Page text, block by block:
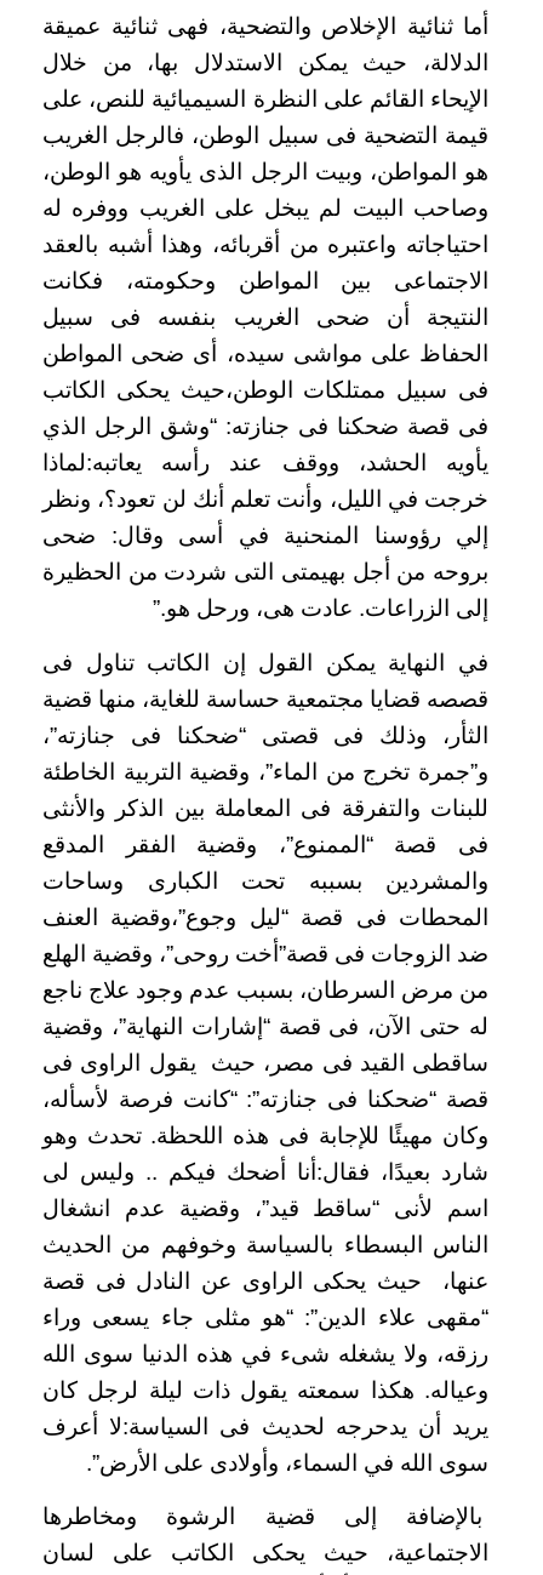
أما ثنائية الإخلاص والتضحية، فهى ثنائية عميقة
الدلالة، حيث يمكن الاستدلال بها، من خلال
الإيحاء القائم على النظرة السيميائية للنص، على
قيمة التضحية فى سبيل الوطن، فالرجل الغريب
هو المواطن، وبيت الرجل الذى يأويه هو الوطن،
وصاحب البيت لم يبخل على الغريب ووفره له
احتياجاته واعتبره من أقربائه، وهذا أشبه بالعقد
الاجتماعى بين المواطن وحكومته، فكانت
النتيجة أن ضحى الغريب بنفسه فى سبيل
الحفاظ على مواشى سيده، أى ضحى المواطن
فى سبيل ممتلكات الوطن،حيث يحكى الكاتب
فى قصة ضحكنا فى جنازته: “وشق الرجل الذي
يأويه الحشد، ووقف عند رأسه يعاتبه:لماذا
خرجت في الليل، وأنت تعلم أنك لن تعود؟، ونظر
إلي رؤوسنا المنحنية في أسى وقال: ضحى
بروحه من أجل بهيمتى التى شردت من الحظيرة
إلى الزراعات. عادت هى، ورحل هو.”
في النهاية يمكن القول إن الكاتب تناول فى
قصصه قضايا مجتمعية حساسة للغاية، منها قضية
الثأر، وذلك فى قصتى “ضحكنا فى جنازته”،
و”جمرة تخرج من الماء”، وقضية التربية الخاطئة
للبنات والتفرقة فى المعاملة بين الذكر والأنثى
فى قصة “الممنوع”، وقضية الفقر المدقع
والمشردين بسببه تحت الكبارى وساحات
المحطات فى قصة “ليل وجوع”،وقضية العنف
ضد الزوجات فى قصة”أخت روحى”، وقضية الهلع
من مرض السرطان، بسبب عدم وجود علاج ناجع
له حتى الآن، فى قصة “إشارات النهاية”، وقضية
ساقطى القيد فى مصر، حيث يقول الراوى فى
قصة “ضحكنا فى جنازته”: “كانت فرصة لأسأله،
وكان مهيئًا للإجابة فى هذه اللحظة. تحدث وهو
شارد بعيدًا، فقال:أنا أضحك فيكم .. وليس لى
اسم لأنى “ساقط قيد”، وقضية عدم انشغال
الناس البسطاء بالسياسة وخوفهم من الحديث
عنها، حيث يحكى الراوى عن النادل فى قصة
“مقهى علاء الدين”: “هو مثلى جاء يسعى وراء
رزقه، ولا يشغله شىء في هذه الدنيا سوى الله
وعياله. هكذا سمعته يقول ذات ليلة لرجل كان
يريد أن يدحرجه لحديث فى السياسة:لا أعرف
سوى الله في السماء، وأولادى على الأرض”.
بالإضافة إلى قضية الرشوة ومخاطرها
الاجتماعية، حيث يحكى الكاتب على لسان